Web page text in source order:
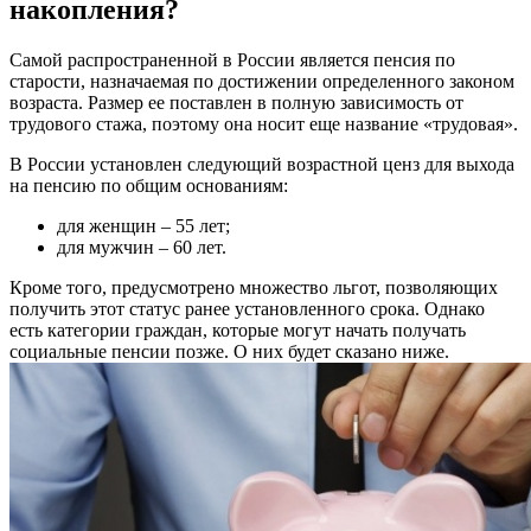
накопления?
Самой распространенной в России является пенсия по
старости, назначаемая по достижении определенного законом
возраста. Размер ее поставлен в полную зависимость от
трудового стажа, поэтому она носит еще название «трудовая».
В России установлен следующий возрастной ценз для выхода
на пенсию по общим основаниям:
для женщин – 55 лет;
для мужчин ­– 60 лет.
Кроме того, предусмотрено множество льгот, позволяющих
получить этот статус ранее установленного срока. Однако
есть категории граждан, которые могут начать получать
социальные пенсии позже. О них будет сказано ниже.